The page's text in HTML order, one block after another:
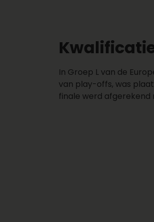
In Groep L van de
van play-offs, was
finale werd afgerekend